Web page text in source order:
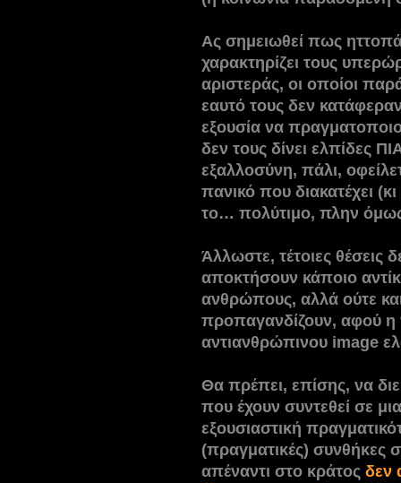
Ας σημειωθεί πως
χαρακτηρίζει τους
αριστεράς, οι οποίοι
εαυτό τους δεν
εξουσία να
δεν τους δίνει ελπίδες
εξαλλοσύνη, πάλι,
πανικό που διακατέχει
το… πολύτιμο, πλην
Άλλωστε, τέτοιες θέσεις
αποκτήσουν κάποιο
ανθρώπους, αλλά ούτε
προπαγανδίζουν, αφού η
αντιανθρώπινου image
Θα πρέπει, επίσης, να
που έχουν συντεθεί σε
εξουσιαστική
(πραγματικές) συνθήκες
απέναντι στο κράτος δεν